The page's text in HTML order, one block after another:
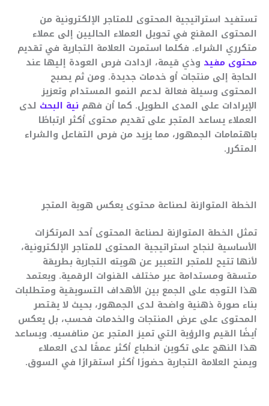
تستفيد استراتيجية المحتوى للمتاجر الإلكترونية من
المحتوى المقنع في تحويل العملاء الحاليين إلى عملاء
متكرري الشراء. فكلما استمرت العلامة التجارية في تقديم
محتوى مفيد وذي قيمة، ازدادت فرص العودة إليها عند
الحاجة إلى منتجات أو خدمات جديدة. ومن ثم يصبح
المحتوى وسيلة فعالة لدعم النمو المستدام وتعزيز
الإيرادات على المدى الطويل. كما أن فهم نية البحث لدى
العملاء يساعد المتجر على تقديم محتوى أكثر ارتباطًا
باهتمامات الجمهور، مما يزيد من فرص التفاعل والشراء
المتكرر.
الخطة المتوازنة لصناعة محتوى يعكس هوية المتجر
تمثل الخطة المتوازنة لصناعة المحتوى أحد المرتكزات
الأساسية لنجاح استراتيجية المحتوى للمتاجر الإلكترونية،
لأنها تتيح للمتجر التعبير عن هويته التجارية بطريقة
متسقة ومستدامة عبر مختلف القنوات الرقمية. ويعتمد
هذا التوجه على الجمع بين الأهداف التسويقية ومتطلبات
بناء صورة ذهنية واضحة لدى الجمهور، بحيث لا يقتصر
المحتوى على عرض المنتجات والخدمات فحسب، بل يعكس
أيضًا القيم والرؤية التي تميز المتجر عن منافسيه. ويساعد
هذا النهج على تكوين انطباع أكثر عمقًا لدى العملاء
ويمنح العلامة التجارية حضورًا أكثر استقرارًا في السوق.